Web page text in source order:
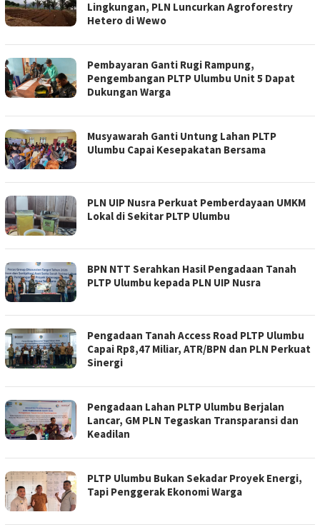
Lingkungan, PLN Luncurkan Agroforestry
Hetero di Wewo
Pembayaran Ganti Rugi Rampung,
Pengembangan PLTP Ulumbu Unit 5 Dapat
Dukungan Warga
Musyawarah Ganti Untung Lahan PLTP
Ulumbu Capai Kesepakatan Bersama
PLN UIP Nusra Perkuat Pemberdayaan UMKM
Lokal di Sekitar PLTP Ulumbu
BPN NTT Serahkan Hasil Pengadaan Tanah
PLTP Ulumbu kepada PLN UIP Nusra
Pengadaan Tanah Access Road PLTP Ulumbu
Capai Rp8,47 Miliar, ATR/BPN dan PLN Perkuat
Sinergi
Pengadaan Lahan PLTP Ulumbu Berjalan
Lancar, GM PLN Tegaskan Transparansi dan
Keadilan
PLTP Ulumbu Bukan Sekadar Proyek Energi,
Tapi Penggerak Ekonomi Warga